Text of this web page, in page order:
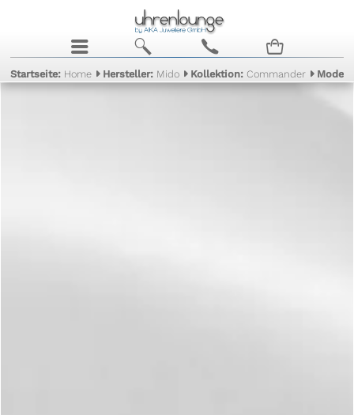
j b c n
Startseite: Home Hersteller: Mido Kollektion:Commander